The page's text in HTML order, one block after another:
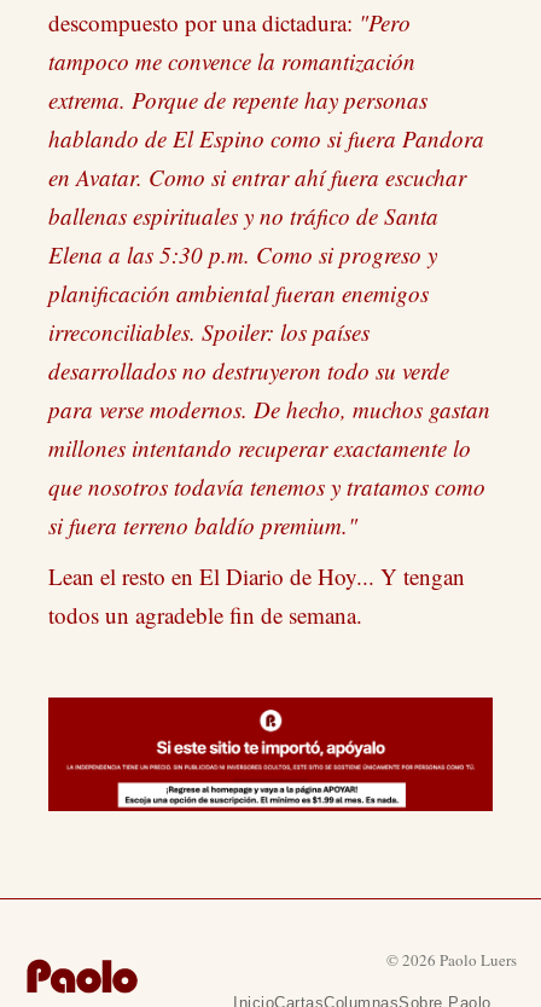
descompuesto por una dictadura: "Pero
tampoco me convence la romantización
extrema. Porque de repente hay personas
hablando de El Espino como si fuera Pandora
en Avatar. Como si entrar ahí fuera escuchar
ballenas espirituales y no tráfico de Santa
Elena a las 5:30 p.m. Como si progreso y
planificación ambiental fueran enemigos
irreconciliables. Spoiler: los países
desarrollados no destruyeron todo su verde
para verse modernos. De hecho, muchos gastan
millones intentando recuperar exactamente lo
que nosotros todavía tenemos y tratamos como
si fuera terreno baldío premium."
Lean el resto en El Diario de Hoy... Y tengan
todos un agradeble fin de semana.
© 2026 Paolo Luers
InicioCartasColumnasSobre Paolo